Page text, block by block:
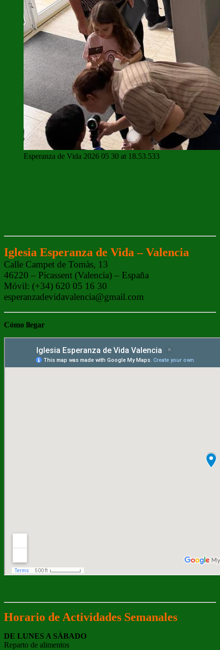
Esperanza de Vida 2026 05 30 at 18.53.533
Iglesia Esperanza de Vida – Valencia
Calle Campet de Tomàs, 13
46220 – Picassent (Valencia) – España
Móvil: (+34) 620 05 16 30
esperanzadevidavalencia@gmail.com
Cómo llegar
Horario de Actividades Semanales
DE LUNES A SÁBADO
Reparto de alimentos